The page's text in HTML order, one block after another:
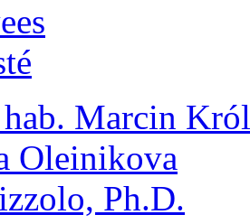
Marcin Król
Oleinikova
Ph.D.